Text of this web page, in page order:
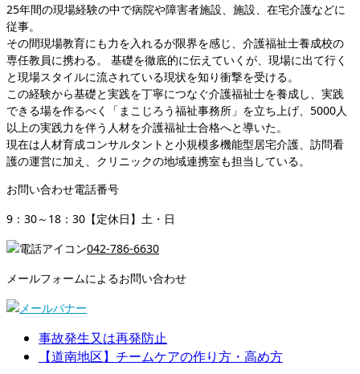
25年間の現場経験の中で病院や障害者施設、施設、在宅介護などに
従事。
その間現場教育にも力を入れるが限界を感じ、介護福祉士養成校の
専任教員に携わる。 基礎を徹底的に伝えていくが、現場に出て行く
と現場スタイルに流されている現状を知り衝撃を受ける。
この経験から基礎と実践を丁寧につなぐ介護福祉士を養成し、実践
できる場を作るべく「まこじろう福祉事務所」を立ち上げ、5000人
以上の実践力を伴う人材を介護福祉士合格へと導いた。
現在は人材育成コンサルタントと小規模多機能型居宅介護、訪問看
護の運営に加え、クリニックの地域連携室も担当している。
お問い合わせ電話番号
9：30～18：30【定休日】土・日
042-786-6630
メールフォームによるお問い合わせ
事故発生又は再発防止
【道南地区】チームケアの作り方・高め方